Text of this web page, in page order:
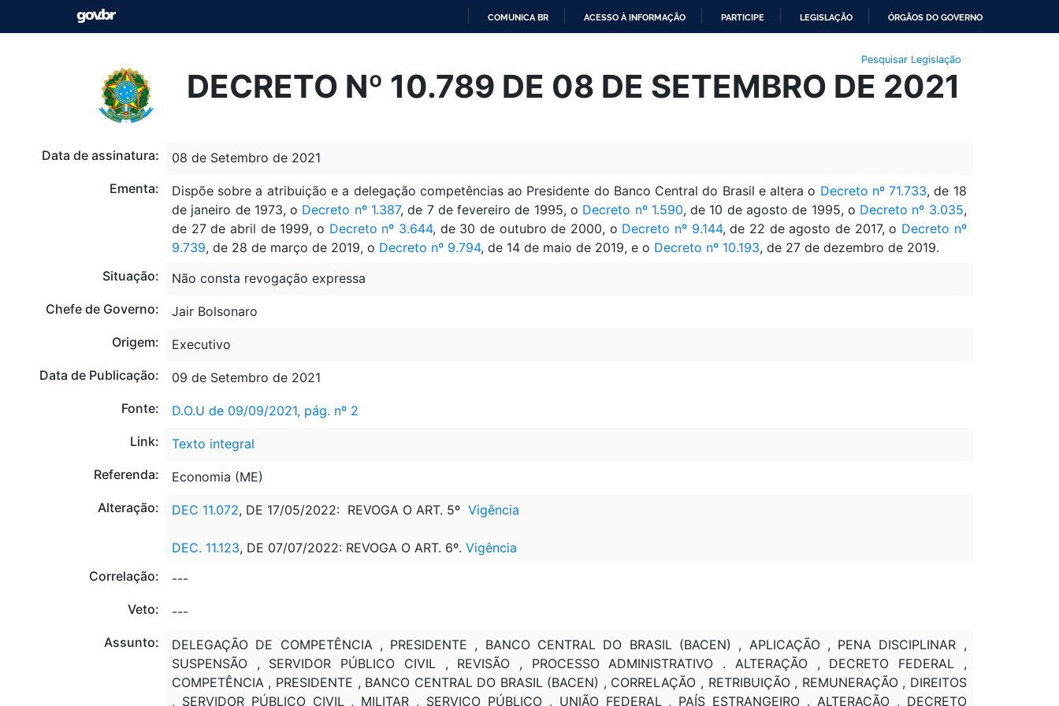
O
CONTEÚDO
COMUNICA BR ACESSO À INFORMAÇÃO PARTICIPE LEGISLAÇÃO ÓRGÃOS DO GOVERNO
Pesquisar Legislação
DECRETO Nº 10.789 DE 08 DE SETEMBRO DE 2021
Data de assinatura:
08 de Setembro de 2021
Ementa:
Dispõe sobre a atribuição e a delegação competências ao Presidente do Banco Central do Brasil e altera o Decreto nº 71.733, de 18
de janeiro de 1973, o Decreto nº 1.387, de 7 de fevereiro de 1995, o Decreto nº 1.590, de 10 de agosto de 1995, o Decreto nº 3.035,
de 27 de abril de 1999, o Decreto nº 3.644, de 30 de outubro de 2000, o Decreto nº 9.144, de 22 de agosto de 2017, o Decreto nº
9.739, de 28 de março de 2019, o Decreto nº 9.794, de 14 de maio de 2019, e o Decreto nº 10.193, de 27 de dezembro de 2019.
Situação:
Não consta revogação expressa
Chefe de Governo:
Jair Bolsonaro
Origem:
Executivo
Data de Publicação:
09 de Setembro de 2021
Fonte:
D.O.U de 09/09/2021, pág. nº 2
Link:
Texto integral
Referenda:
Economia (ME)
Alteração:
DEC 11.072, DE 17/05/2022: REVOGA O ART. 5º Vigência
DEC. 11.123, DE 07/07/2022: REVOGA O ART. 6º. Vigência
Correlação:
---
Veto:
---
Assunto:
DELEGAÇÃO DE COMPETÊNCIA , PRESIDENTE , BANCO CENTRAL DO BRASIL (BACEN) , APLICAÇÃO , PENA DISCIPLINAR ,
SUSPENSÃO , SERVIDOR PÚBLICO CIVIL , REVISÃO , PROCESSO ADMINISTRATIVO . ALTERAÇÃO , DECRETO FEDERAL ,
COMPETÊNCIA , PRESIDENTE , BANCO CENTRAL DO BRASIL (BACEN) , CORRELAÇÃO , RETRIBUIÇÃO , REMUNERAÇÃO , DIREITOS
, SERVIDOR PÚBLICO CIVIL , MILITAR , SERVIÇO PÚBLICO , UNIÃO FEDERAL , PAÍS ESTRANGEIRO . ALTERAÇÃO , DECRETO